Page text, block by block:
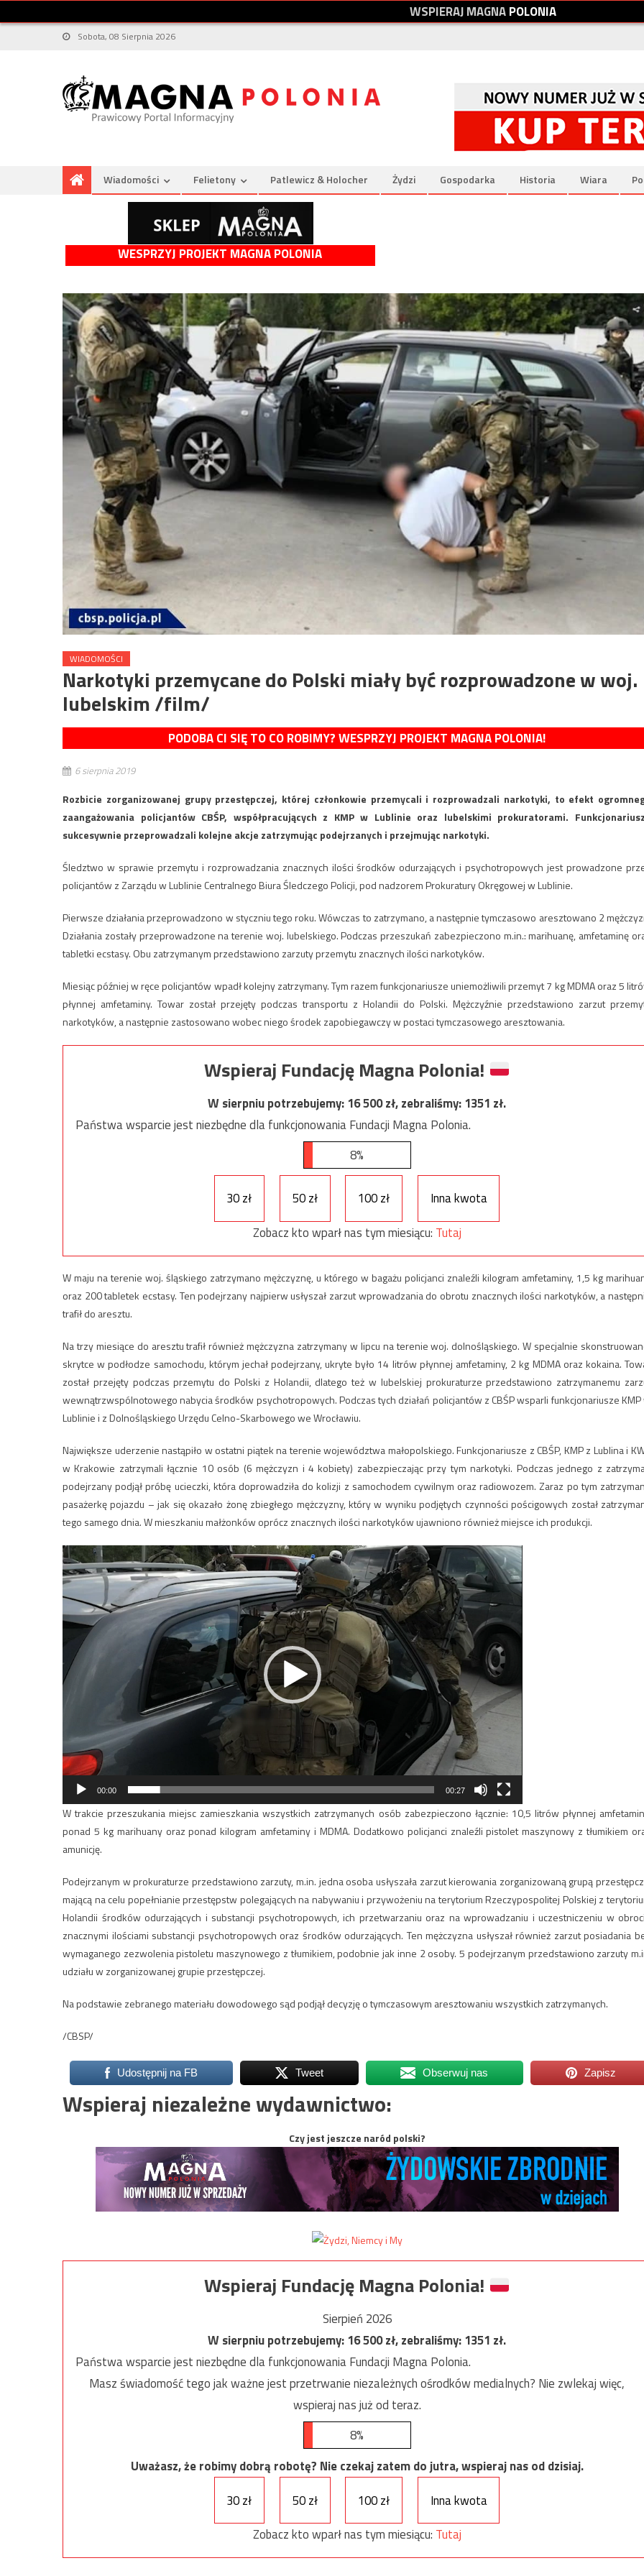
WSPIERAJMAGNAPOLONIA
Sobota, 08 Sierpnia 2026
Wiadomości Felietony Patlewicz & Holocher Żydzi Gospodarka Historia Wiara
WESPRZYJ PROJEKT MAGNA POLONIA
WIADOMOŚCI
Narkotyki przemycane do Polski miały być rozprowadzone w woj.
lubelskim /film/
PODOBA CI SIĘ TO CO ROBIMY? WESPRZYJ PROJEKT MAGNA POLONIA!
6 sierpnia 2019
Rozbicie zorganizowanej grupy przestępczej, której członkowie przemycali i rozprowadzali narkotyki, to efekt
zaangażowania policjantów CBŚP, współpracujących z KMP w Lublinie oraz lubelskimi prokuratorami.
sukcesywnie przeprowadzali kolejne akcje zatrzymując podejrzanych i przejmując narkotyki.
Śledztwo w sprawie przemytu i rozprowadzania znacznych ilości środków odurzających i psychotropowych jest prowadzone
policjantów z Zarządu w Lublinie Centralnego Biura Śledczego Policji, pod nadzorem Prokuratury Okręgowej w Lublinie.
Pierwsze działania przeprowadzono w styczniu tego roku. Wówczas to zatrzymano, a następnie tymczasowo aresztowano 2
Działania zostały przeprowadzone na terenie woj. lubelskiego. Podczas przeszukań zabezpieczono m.in.: marihuanę, amfetaminę
tabletki ecstasy. Obu zatrzymanym przedstawiono zarzuty przemytu znacznych ilości narkotyków.
Miesiąc później w ręce policjantów wpadł kolejny zatrzymany. Tym razem funkcjonariusze uniemożliwili przemyt 7 kg MDMA oraz 5
płynnej amfetaminy. Towar został przejęty podczas transportu z Holandii do Polski. Mężczyźnie przedstawiono zarzut
narkotyków, a następnie zastosowano wobec niego środek zapobiegawczy w postaci tymczasowego aresztowania.
Wspieraj Fundację Magna Polonia!
W sierpniu potrzebujemy:16 500zł, zebraliśmy:1351 zł.
Państwa wsparcie jest niezbędne dla funkcjonowania Fundacji Magna Polonia.
8%
30 zł 50 zł 100 zł
Inna kwota
Zobacz kto wparł nas tym miesiącu: Tutaj
W maju na terenie woj. śląskiego zatrzymano mężczyznę, u którego w bagażu policjanci znaleźli kilogram amfetaminy, 1,5 kg
oraz 200 tabletek ecstasy. Ten podejrzany najpierw usłyszał zarzut wprowadzania do obrotu znacznych ilości narkotyków, a
trafił do aresztu.
Na trzy miesiące do aresztu trafił również mężczyzna zatrzymany w lipcu na terenie woj. dolnośląskiego. W specjalnie
skrytce w podłodze samochodu, którym jechał podejrzany, ukryte było 14 litrów płynnej amfetaminy, 2 kg MDMA oraz kokaina.
został przejęty podczas przemytu do Polski z Holandii, dlatego też w lubelskiej prokuraturze przedstawiono zatrzymanemu
wewnątrzwspólnotowego nabycia środków psychotropowych. Podczas tych działań policjantów z CBŚP wsparli funkcjonariusze KMP
Lublinie i z Dolnośląskiego Urzędu Celno-Skarbowego we Wrocławiu.
Największe uderzenie nastąpiło w ostatni piątek na terenie województwa małopolskiego. Funkcjonariusze z CBŚP, KMP z Lublina i
w Krakowie zatrzymali łącznie 10 osób (6 mężczyzn i 4 kobiety) zabezpieczając przy tym narkotyki. Podczas jednego z
podejrzany podjął próbę ucieczki, która doprowadziła do kolizji z samochodem cywilnym oraz radiowozem. Zaraz po tym
pasażerkę pojazdu – jak się okazało żonę zbiegłego mężczyzny, który w wyniku podjętych czynności pościgowych został
tego samego dnia. W mieszkaniu małżonków oprócz znacznych ilości narkotyków ujawniono również miejsce ich produkcji.
Odtwarzacz
video
00:00 00:27
W trakcie przeszukania miejsc zamieszkania wszystkich zatrzymanych osób zabezpieczono łącznie: 10,5 litrów płynnej
ponad 5 kg marihuany oraz ponad kilogram amfetaminy i MDMA. Dodatkowo policjanci znaleźli pistolet maszynowy z tłumikiem
amunicję.
Podejrzanym w prokuraturze przedstawiono zarzuty, m.in. jedna osoba usłyszała zarzut kierowania zorganizowaną grupą
mającą na celu popełnianie przestępstw polegających na nabywaniu i przywożeniu na terytorium Rzeczypospolitej Polskiej z
Holandii środków odurzających i substancji psychotropowych, ich przetwarzaniu oraz na wprowadzaniu i uczestniczeniu w
znacznymi ilościami substancji psychotropowych oraz środków odurzających. Ten mężczyzna usłyszał również zarzut posiadania
wymaganego zezwolenia pistoletu maszynowego z tłumikiem, podobnie jak inne 2 osoby. 5 podejrzanym przedstawiono zarzuty
udziału w zorganizowanej grupie przestępczej.
Na podstawie zebranego materiału dowodowego sąd podjął decyzję o tymczasowym aresztowaniu wszystkich zatrzymanych.
/CBSP/
Udostępnij na FB Tweet Obserwuj nas Zapisz
Wspieraj niezależne wydawnictwo:
Czy jest jeszcze naród polski?
Wspieraj Fundację Magna Polonia!
Sierpień 2026
W sierpniu potrzebujemy:16 500zł, zebraliśmy:1351 zł.
Państwa wsparcie jest niezbędne dla funkcjonowania Fundacji Magna Polonia.
Masz świadomość tego jak ważne jest przetrwanie niezależnych ośrodków medialnych? Nie zwlekaj więc,
wspieraj nas już od teraz.
8%
Uważasz, że robimy dobrą robotę? Nie czekaj zatem do jutra, wspieraj nas od dzisiaj.
30 zł
50 zł 100 zł
Inna kwota
Zobacz kto wparł nas tym miesiącu: Tutaj